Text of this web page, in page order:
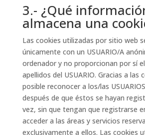
3.- ¿Qué
almacena una
Las cookies utilizadas por sitio web
únicamente con un USUARIO/A
ordenador y no proporcionan por sí
apellidos del USUARIO. Gracias a las
posible reconocer a los/las
después de que éstos se hayan
vez, sin que tengan que registrarse
acceder a las áreas y servicios
exclusivamente a ellos. Las cookies